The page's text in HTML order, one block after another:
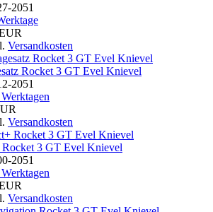
2051
Versandkosten
Rocket 3 GT Evel Knievel
2051
Versandkosten
Rocket 3 GT Evel Knievel
2051
Versandkosten